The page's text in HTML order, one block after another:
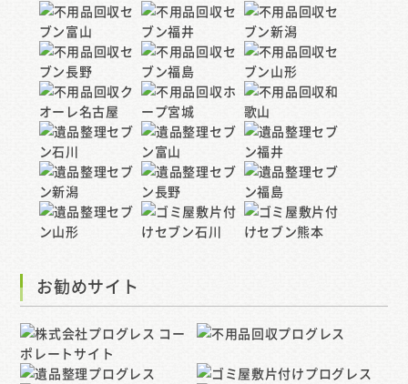
お勧めサイト